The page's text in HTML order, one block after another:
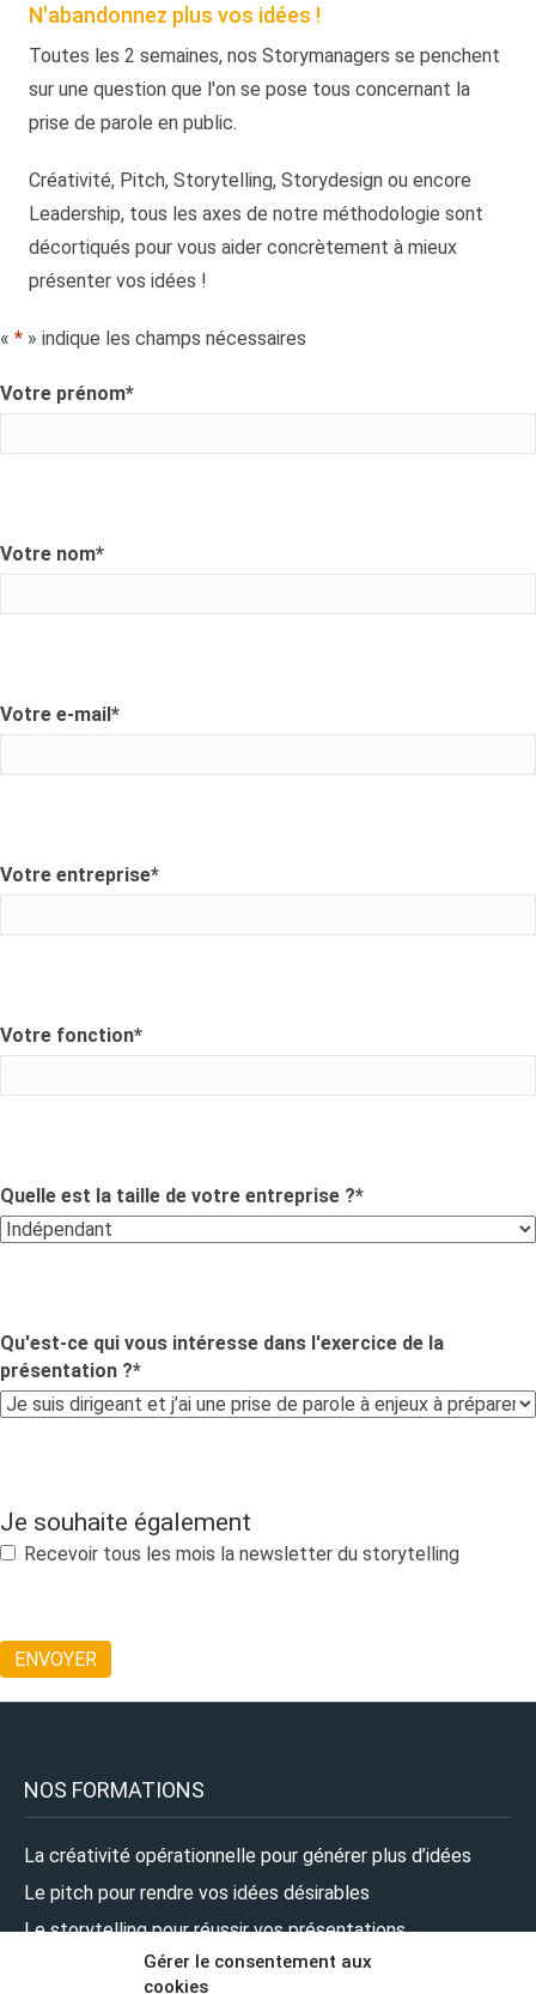
Gérer le consentement aux
cookies
N'abandonnez plus vos idées !
Toutes les 2 semaines, nos Storymanagers se penchent
sur une question que l'on se pose tous concernant la
prise de parole en public.
Créativité, Pitch, Storytelling, Storydesign ou encore
Leadership, tous les axes de notre méthodologie sont
décortiqués pour vous aider concrètement à mieux
présenter vos idées !
« * » indique les champs nécessaires
Votre prénom*
Votre nom*
Votre e-mail*
Votre entreprise*
Votre fonction*
Quelle est la taille de votre entreprise ?*
Qu'est-ce qui vous intéresse dans l'exercice de la
présentation ?*
Je souhaite également
Recevoir tous les mois la newsletter du storytelling
NOS FORMATIONS
La créativité opérationnelle pour générer plus d’idées
Le pitch pour rendre vos idées désirables
Le storytelling pour réussir vos présentations
Le design pour renforcer l’impact de vos présentations